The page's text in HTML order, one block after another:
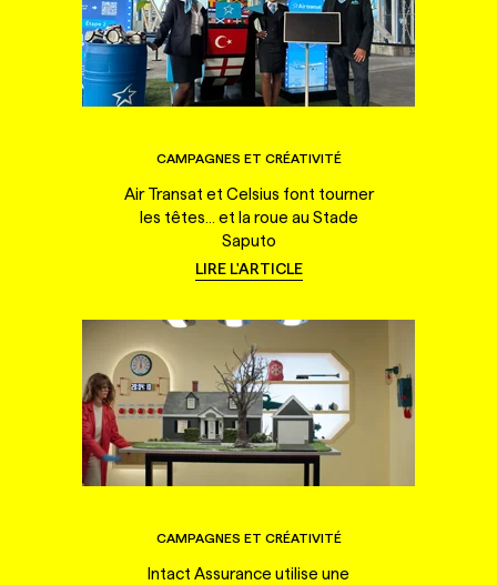
CAMPAGNES ET CRÉATIVITÉ
Air Transat et Celsius font tourner
les têtes... et la roue au Stade
Saputo
LIRE L'ARTICLE
CAMPAGNES ET CRÉATIVITÉ
Intact Assurance utilise une